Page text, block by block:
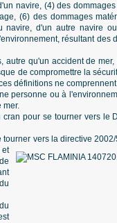
navire, (4) des
(6) des dommages
navire, d'un autre navire
résultant des
qu'un accident de
de compromettre la
définitions ne
personne ou à
mer.
pour se tourner vers le
vers la directive
et